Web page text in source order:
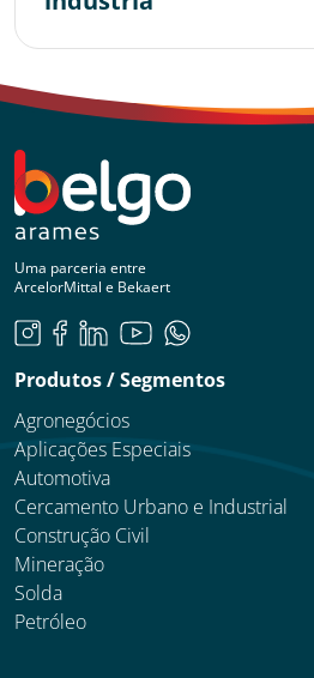
Uma parceria entre
ArcelorMittal e Bekaert
Produtos / Segmentos
Agronegócios
Aplicações Especiais
Automotiva
Cercamento Urbano e Industrial
Construção Civil
Mineração
Solda
Petróleo